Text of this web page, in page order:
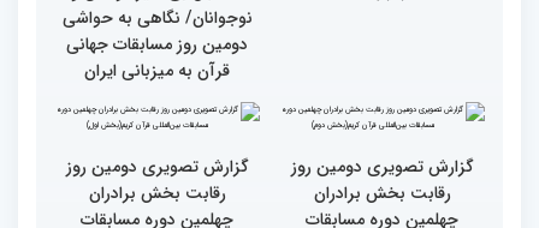
انس با قرآن ویژه بانوان
برگزار شد
از حضور سفیر عربستان تا
استقبال بی‌نظیر کودکان و
نوجوانان/ نگاهی به حواشی
دومین روز مسابقات جهانی
قرآن به میزبانی ایران